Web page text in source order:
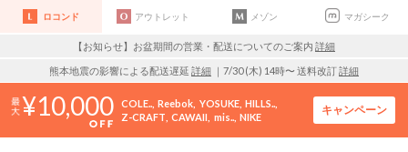
ロコンド アウトレット メゾン マガシーク
【お知らせ】お盆期間の営業・配送についてのご案内 詳細
熊本地震の影響による配送遅延 詳細 ｜7/30 (木) 14時〜 送料改訂詳細
10,000 COLE.. Reebok YOSUKE HILLS..
Z-CRAFT CAWAII mis.. NIKE
キャンペーン